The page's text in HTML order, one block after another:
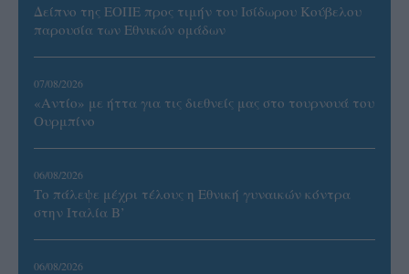
Δείπνο της ΕΟΠΕ προς τιμήν του Ισίδωρου Κούβελου
παρουσία των Εθνικών ομάδων
07/08/2026
«Αντίο» με ήττα για τις διεθνείς μας στο τουρνουά του
Ουρμπίνο
06/08/2026
Το πάλεψε μέχρι τέλους η Εθνική γυναικών κόντρα
στην Ιταλία Β’
06/08/2026